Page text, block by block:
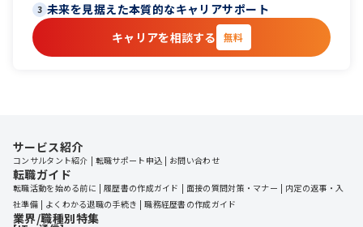
3 未来を見据えた本質的なキャリアサポート
キャリアを相談する
無料
サービス紹介
コンサルタント紹介 転職サポート申込 お問い合わせ
転職ガイド
転職活動を始める前に 履歴書の作成ガイド 面接の質問対策・マナー
内定の返事・入
社準備
よくわかる退職の手続き 職務経歴書の作成ガイド
業界/職種別特集